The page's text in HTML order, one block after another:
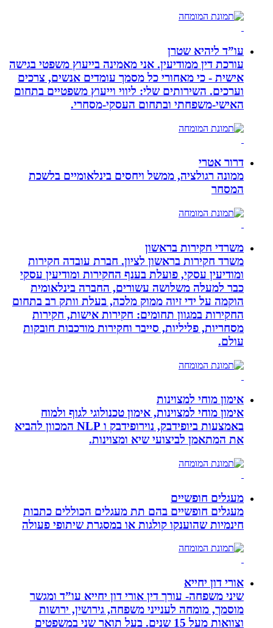
עו”ד ליהיא שטרן
עורכת דין ממודיעין. אני מאמינה בייעוץ משפטי בגישה
אישית - כי מאחורי כל מסמך עומדים אנשים, צרכים
וערכים. השירותים שלי: ליווי וייעוץ משפטיים בתחום
האישי-משפחתי ובתחום העסקי-מסחרי.
דרור אטרי
ממונה רגולציה, ממשל ויחסים בינלאומיים בלשכת
המסחר
משרדי חקירות בראשון
משרד חקירות בראשון לציון. חברת עובדה חקירות
ומודיעין עסקי, פועלת בענף החקירות ומודיעין עסקי
כבר למעלה משלושה עשורים, החברה בינלאומית
הוקמה על ידי זיוה ממוק מלכה, בעלת וותק רב בתחום
החקירות במגוון תחומים: חקירות אישות, חקירות
מסחריות, פליליות, סייבר וחקירות מורכבות חובקות
עולם.
אימון מוחי למצוינות
אימון מוחי למצוינות, אימון טכנולוגי לגוף ולמוח
באמצעות ביופידבק, נוירופידבק ו NLP המכוון להביא
את המתאמן לביצועי שיא ומצוינות.
מעגלים חופשיים
מעגלים חופשיים בהם תת מעגלים הכוללים כתבות
חינמיות שהוענקו קולגות או במסגרת שיתופי פעולה
אורי דון יחייא
שיני משפחה- עורך דין אורי דון יחייא עו”ד ומגשר
מוסמך, מומחה לענייני משפחה, גירושין, ירושות
וצוואות מעל 15 שנים. בעל תואר שני במשפטים